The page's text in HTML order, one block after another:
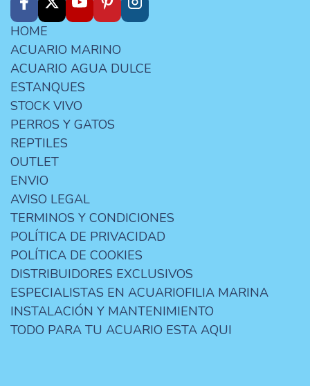
HOME
ACUARIO MARINO
ACUARIO AGUA DULCE
ESTANQUES
STOCK VIVO
PERROS Y GATOS
REPTILES
OUTLET
ENVIO
AVISO LEGAL
TERMINOS Y CONDICIONES
POLÍTICA DE PRIVACIDAD
POLÍTICA DE COOKIES
DISTRIBUIDORES EXCLUSIVOS
ESPECIALISTAS EN ACUARIOFILIA MARINA
INSTALACIÓN Y MANTENIMIENTO
TODO PARA TU ACUARIO ESTA AQUI